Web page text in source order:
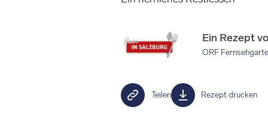
Ein Rezept
ORF
Teilen Rezept drucken